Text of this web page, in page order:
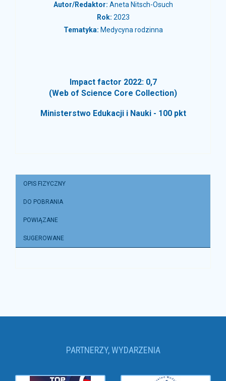
Autor/Redaktor: Aneta Nitsch-Osuch
Rok: 2023
Tematyka: Medycyna rodzinna
Impact factor 2022: 0,7
(Web of Science Core Collection)
Ministerstwo Edukacji i Nauki - 100 pkt
OPIS FIZYCZNY
DO POBRANIA
POWIĄZANE
SUGEROWANE
PARTNERZY, WYDARZENIA